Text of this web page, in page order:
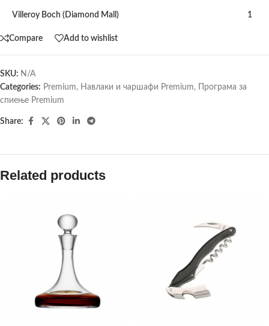
Villeroy Boch (Diamond Mall) 1
Compare Add to wishlist
SKU: N/A
Categories: Premium, Навлаки и чаршафи Premium,
Програма за
спиење Premium
Share:
Related products